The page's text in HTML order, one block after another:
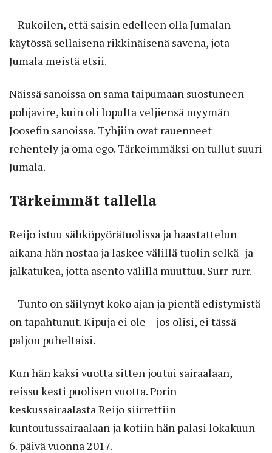
– Rukoilen, että saisin edelleen olla Jumalan
käytössä sellaisena rikkinäisenä savena, jota
Jumala meistä etsii.
Näissä sanoissa on sama taipumaan suostuneen
pohjavire, kuin oli lopulta veljiensä myymän
Joosefin sanoissa. Tyhjiin ovat rauenneet
rehentely ja oma ego. Tärkeimmäksi on tullut suuri
Jumala.
Tärkeimmät tallella
Reijo istuu sähköpyörätuolissa ja haastattelun
aikana hän nostaa ja laskee välillä tuolin selkä- ja
jalkatukea, jotta asento välillä muuttuu. Surr-rurr.
– Tunto on säilynyt koko ajan ja pientä edistymistä
on tapahtunut. Kipuja ei ole – jos olisi, ei tässä
paljon puheltaisi.
Kun hän kaksi vuotta sitten joutui sairaalaan,
reissu kesti puolisen vuotta. Porin
keskussairaalasta Reijo siirrettiin
kuntoutussairaalaan ja kotiin hän palasi lokakuun
6. päivä vuonna 2017.